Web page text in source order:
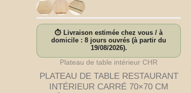
⏱ Livraison estimée chez vous / à
domicile : 8 jours ouvrés (à partir du
19/08/2026).
Plateau de table intérieur CHR
PLATEAU DE TABLE RESTAURANT
INTÉRIEUR CARRÉ 70×70 CM